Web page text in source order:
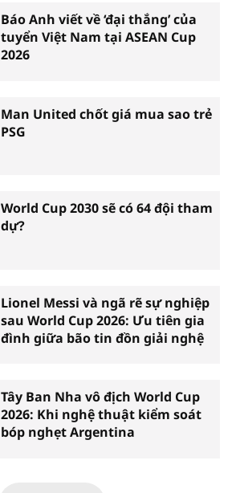
Báo Anh viết về ‘đại thắng’ của
tuyển Việt Nam tại ASEAN Cup
2026
Man United chốt giá mua sao trẻ
PSG
World Cup 2030 sẽ có 64 đội tham
dự?
Lionel Messi và ngã rẽ sự nghiệp
sau World Cup 2026: Ưu tiên gia
đình giữa bão tin đồn giải nghệ
Tây Ban Nha vô địch World Cup
2026: Khi nghệ thuật kiểm soát
bóp nghẹt Argentina